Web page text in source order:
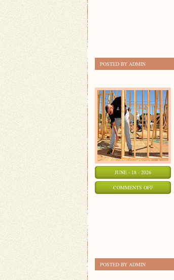
POSTED BY ADMIN
JUNE - 18 - 2026
COMMENTS OFFON
POSTED BY ADMIN